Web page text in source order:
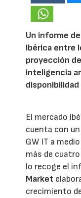
Un informe
Ibérica entre
proyección
inteligencia
El mercado
cuenta con
GW IT a
más de
lo recoge el
Market
crecimiento